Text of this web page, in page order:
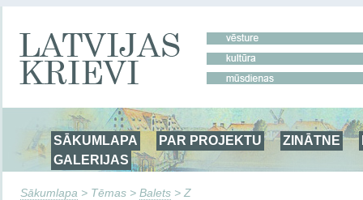
SĀKUMLAPA PAR PROJEKTU ZINĀTNE
GALERIJAS
Sākumlapa > Tēmas > Balets > Z